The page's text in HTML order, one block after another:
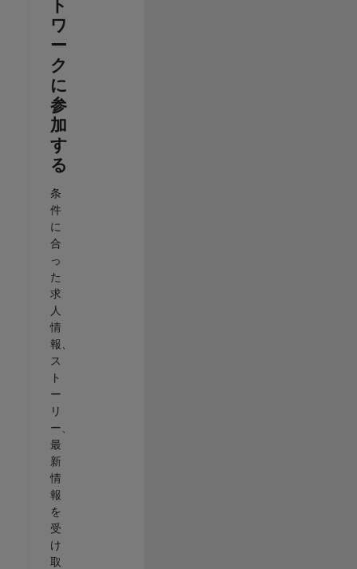
ト
ワ
ー
ク
に
参
加
す
る
条
件
に
合
っ
た
求
人
情
報、
ス
ト
ー
リ
ー、
最
新
情
報
を
受
け
取